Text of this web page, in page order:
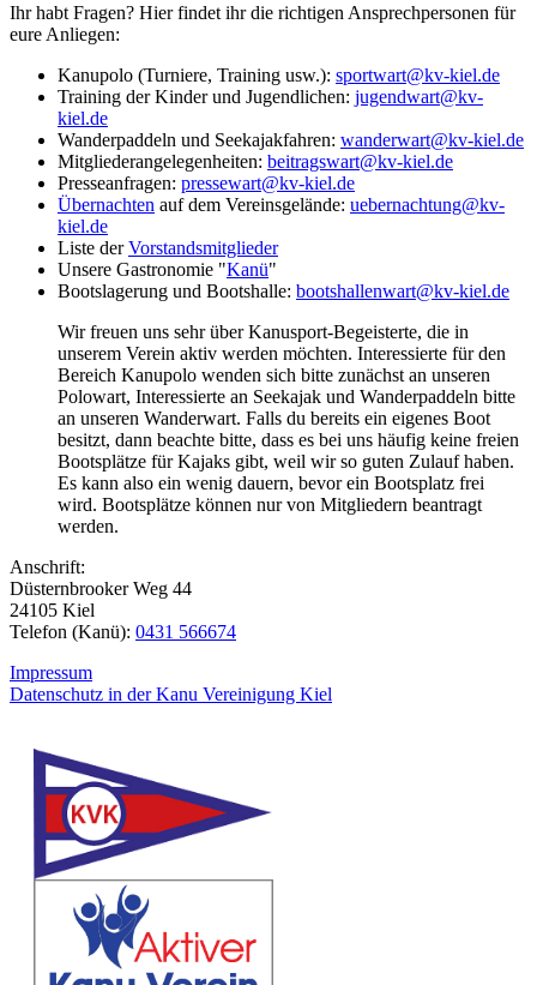
Ihr habt Fragen? Hier findet ihr die richtigen Ansprechpersonen für
eure Anliegen:
Kanupolo (Turniere, Training usw.): sportwart@kv-kiel.de
Training der Kinder und Jugendlichen: jugendwart@kv-
kiel.de
Wanderpaddeln und Seekajakfahren: wanderwart@kv-kiel.de
Mitgliederangelegenheiten: beitragswart@kv-kiel.de
Presseanfragen: pressewart@kv-kiel.de
Übernachten auf dem Vereinsgelände: uebernachtung@kv-
kiel.de
Liste derVorstandsmitglieder
Unsere Gastronomie "Kanü"
Bootslagerung und Bootshalle: bootshallenwart@kv-kiel.de
Wir freuen uns sehr über Kanusport-Begeisterte, die in
unserem Verein aktiv werden möchten. Interessierte für den
Bereich Kanupolo wenden sich bitte zunächst an unseren
Polowart, Interessierte an Seekajak und Wanderpaddeln bitte
an unseren Wanderwart. Falls du bereits ein eigenes Boot
besitzt, dann beachte bitte, dass es bei uns häufig keine freien
Bootsplätze für Kajaks gibt, weil wir so guten Zulauf haben.
Es kann also ein wenig dauern, bevor ein Bootsplatz frei
wird. Bootsplätze können nur von Mitgliedern beantragt
werden.
Anschrift:
Düsternbrooker Weg 44
24105 Kiel
Telefon (Kanü): 0431 566674
Impressum
Datenschutz in der Kanu Vereinigung Kiel